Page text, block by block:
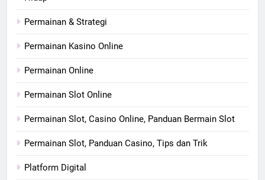
Permainan & Strategi
Permainan Kasino Online
Permainan Online
Permainan Slot Online
Permainan Slot, Casino Online, Panduan Bermain Slot
Permainan Slot, Panduan Casino, Tips dan Trik
Platform Digital